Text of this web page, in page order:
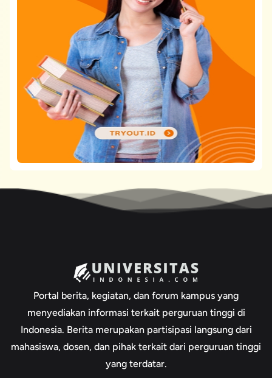
Portal berita, kegiatan, dan forum kampus yang
menyediakan informasi terkait perguruan tinggi di
Indonesia. Berita merupakan partisipasi langsung dari
mahasiswa, dosen, dan pihak terkait dari perguruan tinggi
yang terdatar.